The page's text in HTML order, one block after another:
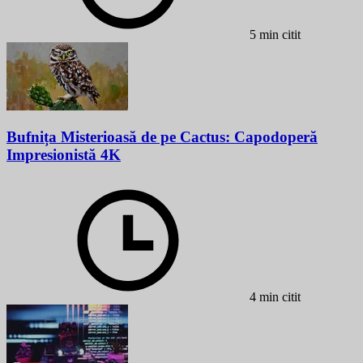
5 min citit
Bufnița Misterioasă de pe Cactus: Capodoperă
Impresionistă 4K
4 min citit